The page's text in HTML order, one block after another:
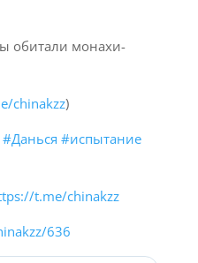
обитали монахи-
chinakzz)
#Данься #испытание
t.me/chinakzz
636